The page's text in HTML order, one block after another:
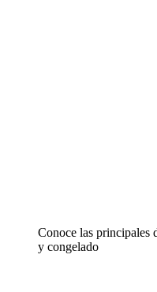
Conoce las principales
y congelado